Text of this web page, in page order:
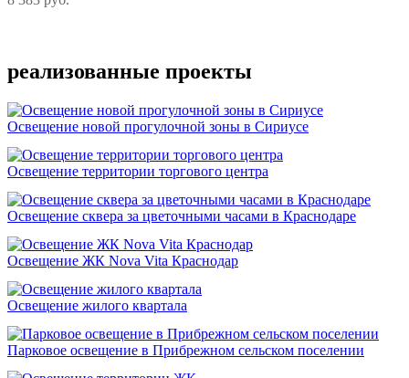
реализованные проекты
Освещение новой прогулочной зоны в Сириусе
Освещение территории торгового центра
Освещение сквера за цветочными часами в Краснодаре
Освещение ЖК Nova Vita Краснодар
Освещение жилого квартала
Парковое освещение в Прибрежном сельском поселении